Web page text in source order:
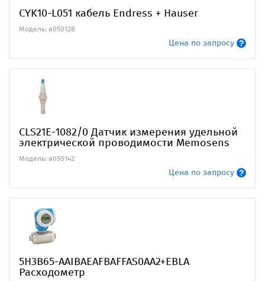
CYK10-L051 кабель Endress + Hauser
Модель: a050128
Цена по запросу
CLS21E-1082/0 Датчик измерения удельной
электрической проводимости Memosens
Модель: a050142
Цена по запросу
5H3B65-AAIBAEAFBAFFAS0AA2+EBLA
Расходометр